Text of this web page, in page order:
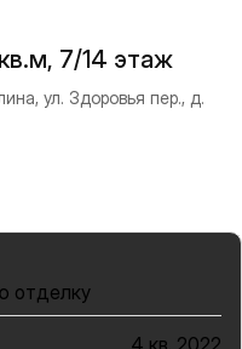
7/14 этаж
ул. Здоровья пер., д.
отделку
4 кв. 2022